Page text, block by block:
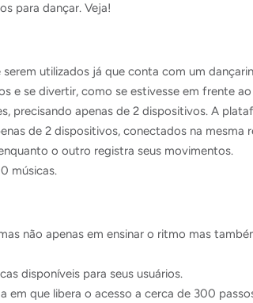
para dançar. Veja!
utilizados já que conta com um
e se divertir, como se estivesse em frente ao
precisando apenas de 2 dispositivos. A
de 2 dispositivos, conectados na mesma
o outro registra seus movimentos.
músicas.
não apenas em ensinar o ritmo mas
disponíveis para seus usuários.
que libera o acesso a cerca de 300